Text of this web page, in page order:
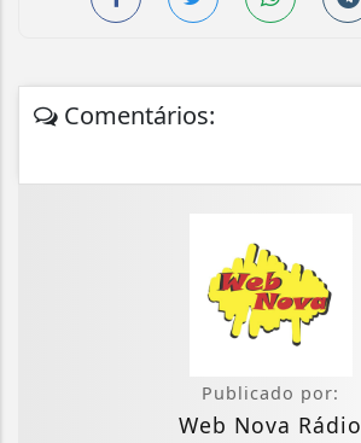
Comentários:
Publicado por:
Web Nova Rádio